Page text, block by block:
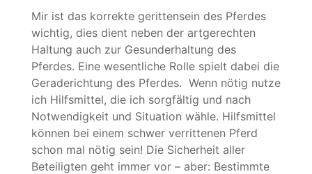
Mir ist das korrekte gerittensein des Pferdes
wichtig, dies dient neben der artgerechten
Haltung auch zur Gesunderhaltung des
Pferdes. Eine wesentliche Rolle spielt dabei die
Geraderichtung des Pferdes. Wenn nötig nutze
ich Hilfsmittel, die ich sorgfältig und nach
Notwendigkeit und Situation wähle. Hilfsmittel
können bei einem schwer verrittenen Pferd
schon mal nötig sein! Die Sicherheit aller
Beteiligten geht immer vor – aber: Bestimmte